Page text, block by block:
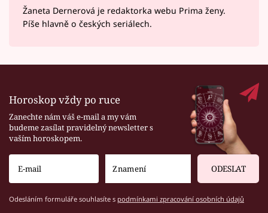
Žaneta Dernerová je redaktorka webu Prima ženy.
Píše hlavně o českých seriálech.
Horoskop vždy po ruce
Zanechte nám váš e-mail a my vám
budeme zasílat pravidelný newsletter s
vaším horoskopem.
ODESLAT
Odesláním formuláře souhlasíte s podmínkami zpracování osobních údajů